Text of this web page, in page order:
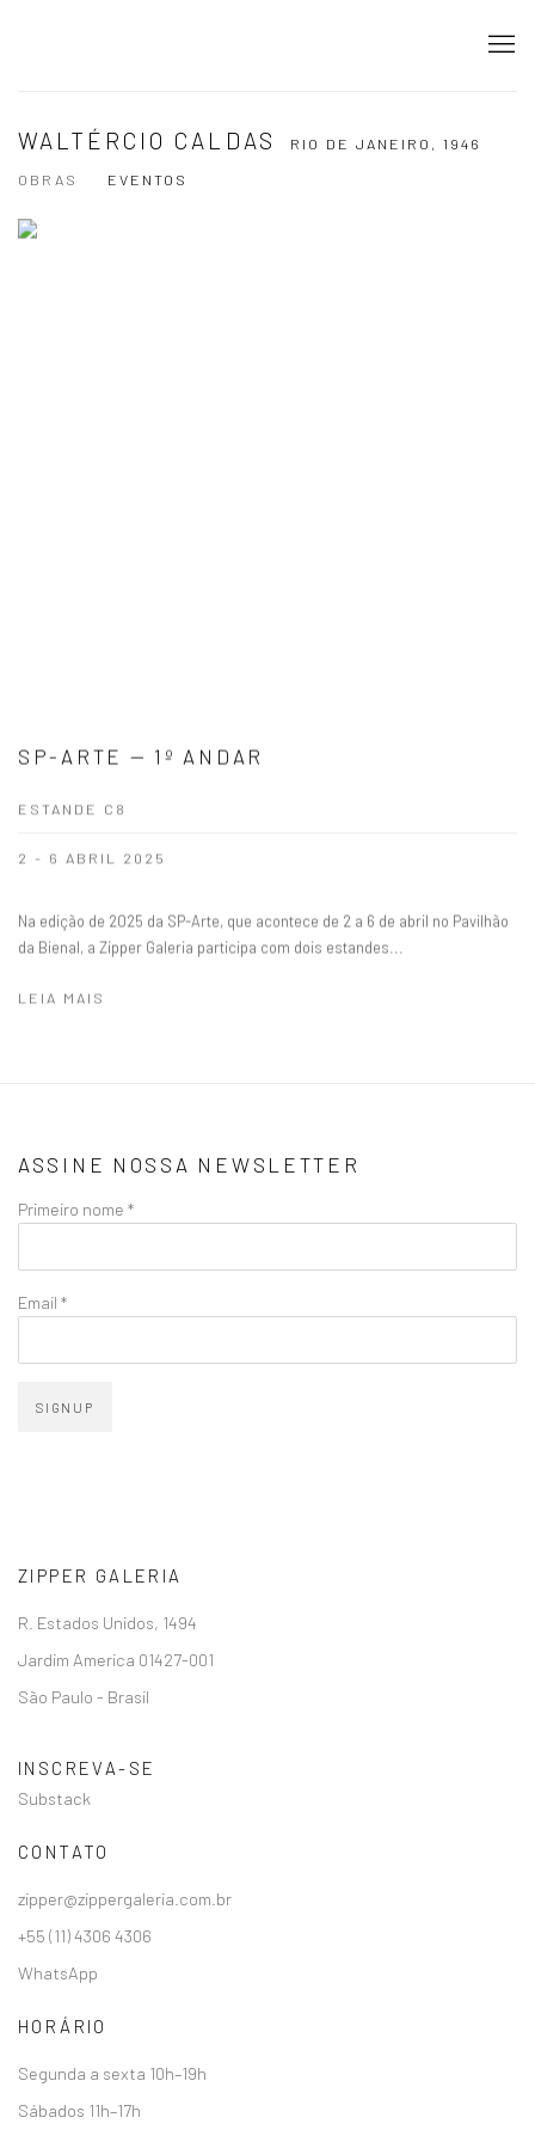
WALTÉRCIO CALDAS RIO DE JANEIRO, 1946
OBRAS
EVENTOS
SP-ARTE — 1º ANDAR
ESTANDE C8
2 - 6 ABRIL 2025
Na edição de 2025 da SP-Arte, que acontece de 2 a 6 de abril no Pavilhão
da Bienal, a Zipper Galeria participa com dois estandes...
LEIA MAIS
ASSINE NOSSA NEWSLETTER
Primeiro nome *
Email *
SIGNUP
ZIPPER GALERIA
R. Estados Unidos, 1494
Jardim America 01427-001
São Paulo - Brasil
INSCREVA-SE
Substack
CONTATO
zipper@zippergaleria.com.br
+55 (11) 4306 4306
WhatsApp
HORÁRIO
Segunda a sexta 10h–19h
Sábados 11h–17h